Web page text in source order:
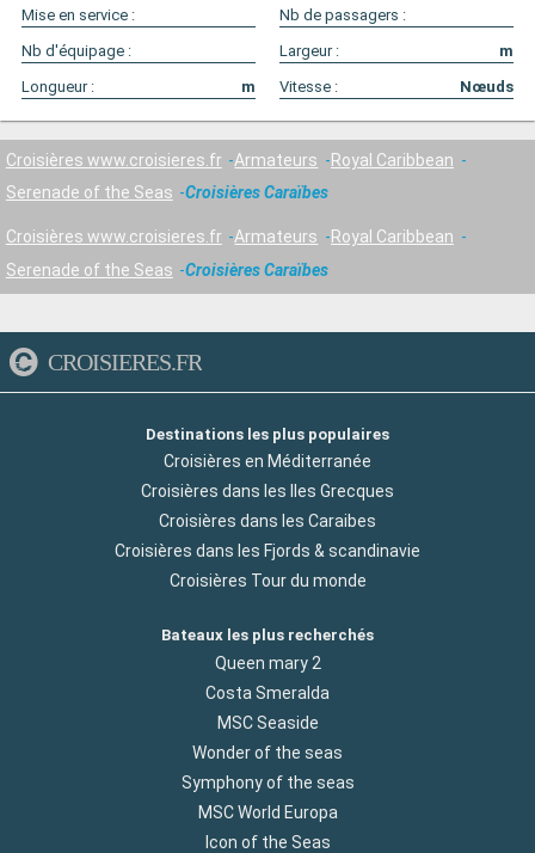
Mise en service :
Nb de passagers :
Nb d'équipage :
Largeur :
m
Longueur :
m Vitesse : Nœuds
Croisières www.croisieres.fr Armateurs
Royal Caribbean
Serenade of the Seas
Croisières Caraïbes
Croisières www.croisieres.fr Armateurs
Royal Caribbean
Serenade of the Seas
Croisières Caraïbes
CROISIERES.FR
Destinations les plus populaires
Croisières en Méditerranée
Croisières dans les Iles Grecques
Croisières dans les Caraibes
Croisières dans les Fjords & scandinavie
Croisières Tour du monde
Bateaux les plus recherchés
Queen mary 2
Costa Smeralda
MSC Seaside
Wonder of the seas
Symphony of the seas
MSC World Europa
Icon of the Seas